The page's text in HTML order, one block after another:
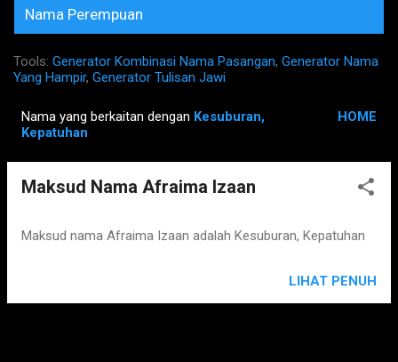
Nama Perempuan
Tools: Generator Kombinasi Nama Pasangan, Generator Nama
Yang Hampir, Generator Tulisan Jawi
Nama yang berkaitan dengan Kesuburan,
Kepatuhan
HOME
Maksud Nama Afraima Izaan
Maksud nama Afraima Izaan adalah Kesuburan, Kepatuhan
LIHAT PENUH